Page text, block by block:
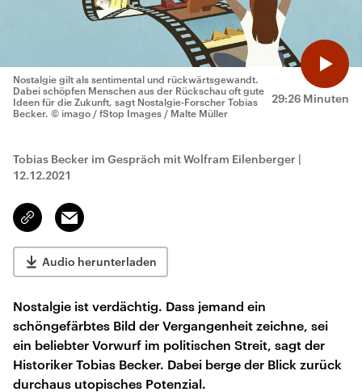
29:26 Minuten
Nostalgie gilt als sentimental und rückwärtsgewandt.
Dabei schöpfen Menschen aus der Rückschau oft gute
Ideen für die Zukunft, sagt Nostalgie-Forscher Tobias
Becker. © imago / fStop Images / Malte Müller
Tobias Becker im Gespräch mit Wolfram Eilenberger |
12.12.2021
Link
kopieren/teilen
Email
Audio herunterladen
Nostalgie ist verdächtig. Dass jemand ein
schöngefärbtes Bild der Vergangenheit zeichne, sei
ein beliebter Vorwurf im politischen Streit, sagt der
Historiker Tobias Becker. Dabei berge der Blick zurück
durchaus utopisches Potenzial.